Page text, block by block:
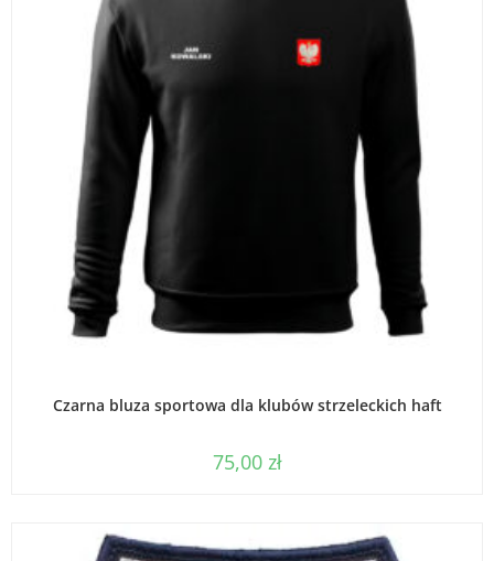
Czarna bluza sportowa dla klubów strzeleckich haft
75,00 zł